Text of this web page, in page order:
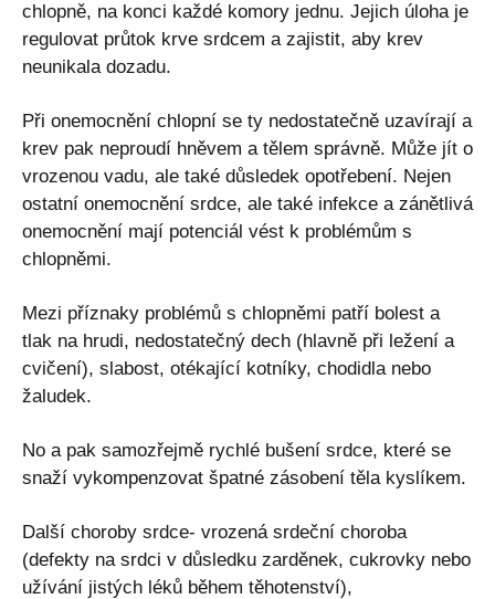
chlopně, na konci každé komory jednu. Jejich úloha je
regulovat průtok krve srdcem a zajistit, aby krev
neunikala dozadu.
Při onemocnění chlopní se ty nedostatečně uzavírají a
krev pak neproudí hněvem a tělem správně. Může jít o
vrozenou vadu, ale také důsledek opotřebení. Nejen
ostatní onemocnění srdce, ale také infekce a zánětlivá
onemocnění mají potenciál vést k problémům s
chlopněmi.
Mezi příznaky problémů s chlopněmi patří bolest a
tlak na hrudi, nedostatečný dech (hlavně při ležení a
cvičení), slabost, otékající kotníky, chodidla nebo
žaludek.
No a pak samozřejmě rychlé bušení srdce, které se
snaží vykompenzovat špatné zásobení těla kyslíkem.
Další choroby srdce- vrozená srdeční choroba
(defekty na srdci v důsledku zarděnek, cukrovky nebo
užívání jistých léků během těhotenství),